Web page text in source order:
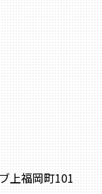
上福岡町101